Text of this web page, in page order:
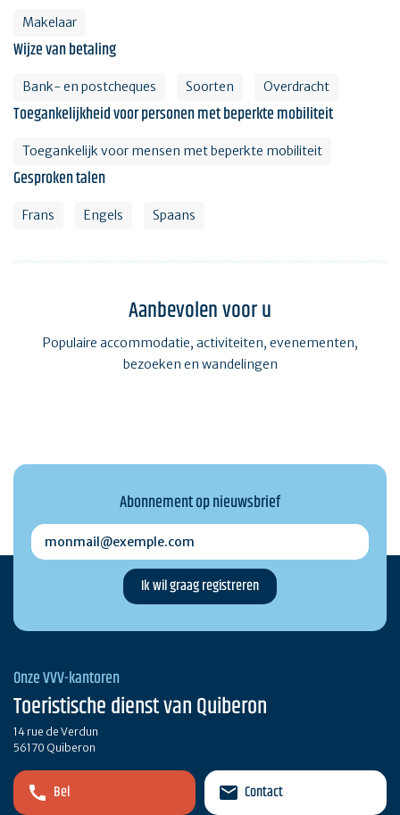
Makelaar
Wijze van betaling
Bank- en postcheques Soorten Overdracht
Toegankelijkheid voor personen met beperkte mobiliteit
Toegankelijk voor mensen met beperkte mobiliteit
Gesproken talen
Frans Engels Spaans
Aanbevolen voor u
Populaire accommodatie, activiteiten, evenementen,
bezoeken en wandelingen
Abonnement op nieuwsbrief
monmail@exemple.com
Onze VVV-kantoren
Toeristische dienst van Quiberon
14 rue de Verdun
56170 Quiberon
Bel Contact